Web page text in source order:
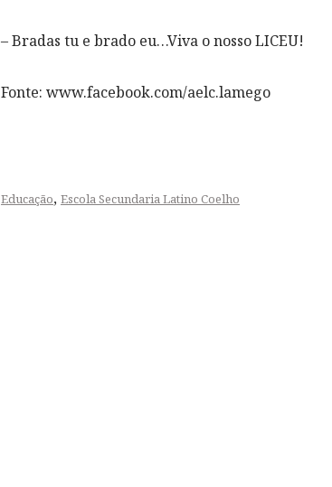
– Bradas tu e brado eu…Viva o nosso LICEU!
Fonte: www.facebook.com/aelc.lamego
Educação, Escola Secundaria Latino Coelho